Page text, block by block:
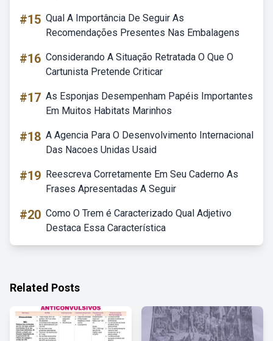
#15 Qual A Importância De Seguir As
Recomendações Presentes Nas Embalagens
#16 Considerando A Situação Retratada O Que O
Cartunista Pretende Criticar
#17 As Esponjas Desempenham Papéis Importantes
Em Muitos Habitats Marinhos
#18 A Agencia Para O Desenvolvimento Internacional
Das Nacoes Unidas Usaid
#19 Reescreva Corretamente Em Seu Caderno As
Frases Apresentadas A Seguir
#20 Como O Trem é Caracterizado Qual Adjetivo
Destaca Essa Característica
Related Posts